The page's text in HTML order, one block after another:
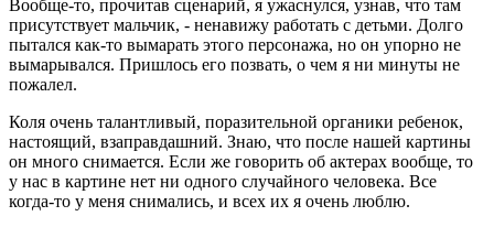
Вообще-то, прочитав сценарий, я ужаснулся, узнав, что там
присутствует мальчик, - ненавижу работать с детьми. Долго
пытался как-то вымарать этого персонажа, но он упорно не
вымарывался. Пришлось его позвать, о чем я ни минуты не
пожалел.
Коля очень талантливый, поразительной органики ребенок,
настоящий, взаправдашний. Знаю, что после нашей картины
он много снимается. Если же говорить об актерах вообще, то
у нас в картине нет ни одного случайного человека. Все
когда-то у меня снимались, и всех их я очень люблю.